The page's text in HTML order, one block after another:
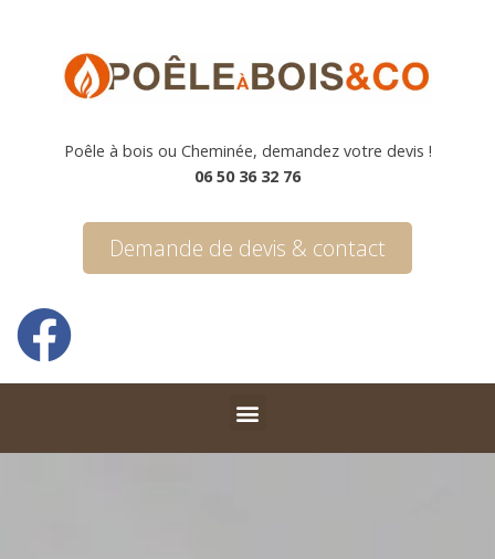
Poêle à bois ou Cheminée, demandez votre devis !
06 50 36 32 76
Demande de devis & contact